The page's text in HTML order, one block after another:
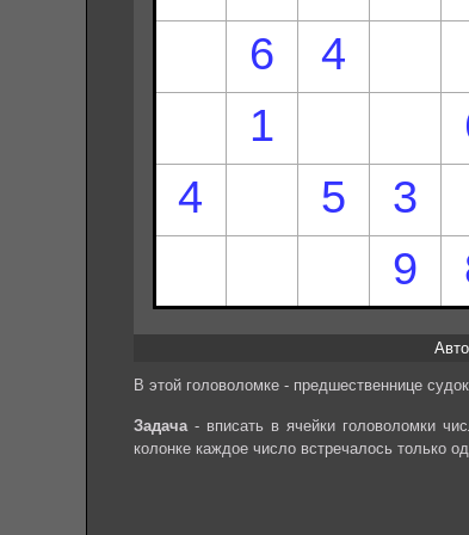
В этой головоломке - предшественнице
Задача- вписать в ячейки головоломки
колонке каждое число встречалось только